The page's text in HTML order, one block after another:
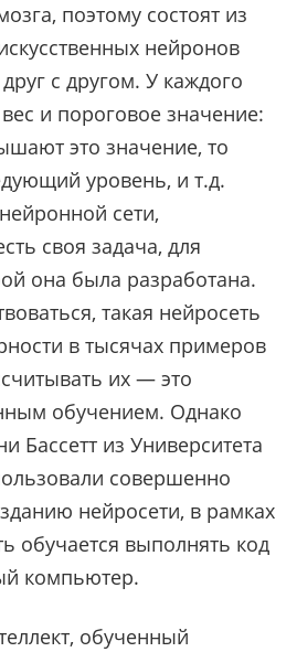
поэтому состоят из
нейронов
с другом. У каждого
и пороговое значение:
это значение, то
уровень, и т.д.
сети,
своя задача, для
она была разработана.
такая нейросеть
в тысячах примеров
их — это
обучением. Однако
Бассетт из Университета
совершенно
нейросети, в рамках
обучается выполнять код
компьютер.
обученный